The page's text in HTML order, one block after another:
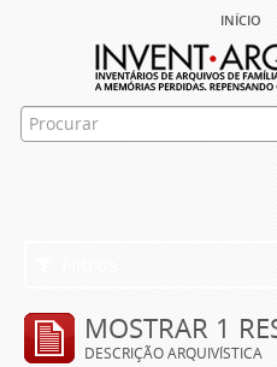
início
MOSTRAR 1
DESCRIÇÃO ARQUIVÍSTICA